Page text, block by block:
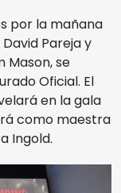
por la mañana
Pareja y
Mason, se
Oficial. El
en la gala
como maestra
Ingold.